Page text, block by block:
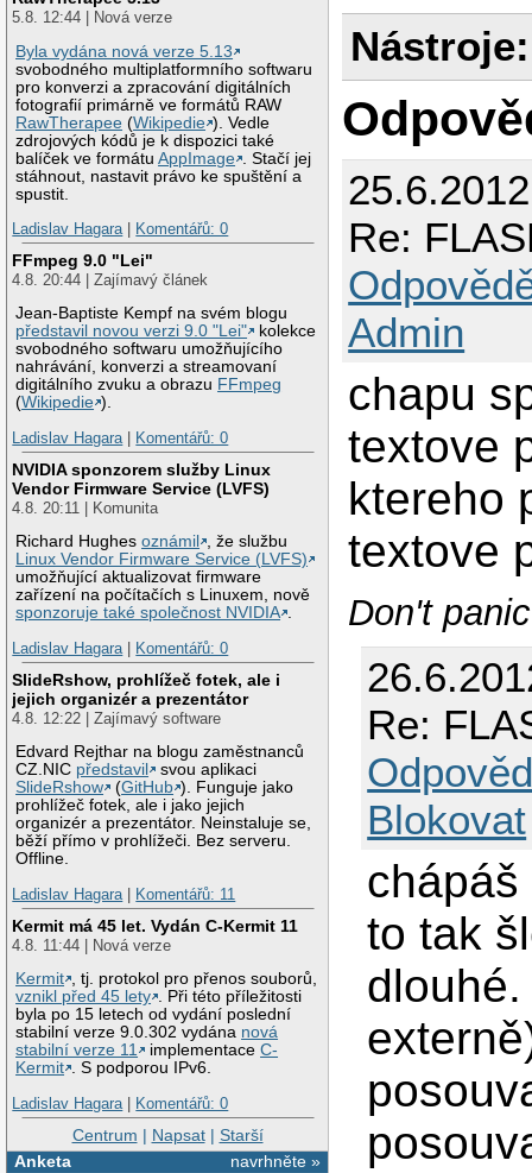
5.8. 12:44 | Nová verze
Byla vydána nová verze 5.13
svobodného multiplatformního softwaru
pro konverzi a zpracování digitálních
fotografií primárně ve formátů RAW
RawTherapee (Wikipedie ). Vedle
zdrojových kódů je k dispozici také
balíček ve formátuAppImage
. Stačí jej
stáhnout, nastavit právo ke spuštění a
spustit.
Ladislav Hagara| Komentářů: 0
FFmpeg 9.0 "Lei"
4.8. 20:44 | Zajímavý článek
Jean-Baptiste Kempf na svém blogu
představil novou verzi 9.0 "Lei"
kolekce
svobodného softwaru umožňujícího
nahrávání, konverzi a streamovaní
digitálního zvuku a obrazu FFmpeg
(Wikipedie ).
Ladislav Hagara| Komentářů: 0
NVIDIA sponzorem služby Linux
Vendor Firmware Service (LVFS)
4.8. 20:11 | Komunita
Richard Hughesoznámil
, že službu
Linux Vendor Firmware Service (LVFS)
umožňující aktualizovat firmware
zařízení na počítačích s Linuxem, nově
sponzoruje také společnost NVIDIA .
Ladislav Hagara| Komentářů: 0
SlideRshow, prohlížeč fotek, ale i
jejich organizér a prezentátor
4.8. 12:22 | Zajímavý software
Edvard Rejthar na blogu zaměstnanců
CZ.NIC představil
svou aplikaci
SlideRshow
(GitHub ). Funguje jako
prohlížeč fotek, ale i jako jejich
organizér a prezentátor. Neinstaluje se,
běží přímo v prohlížeči. Bez serveru.
Offline.
Ladislav Hagara| Komentářů: 11
Kermit má 45 let. Vydán C-Kermit 11
4.8. 11:44 | Nová verze
Kermit , tj. protokol pro přenos souborů,
vznikl před 45 lety . Při této příležitosti
byla po 15 letech od vydání poslední
stabilní verze 9.0.302 vydána nová
stabilní verze 11
implementaceC-
Kermit . S podporou IPv6.
Ladislav Hagara| Komentářů: 0
Centrum | Napsat| Starší
navrhněte »
Anketa
Nástroje:
Re:
Admin
chapu
textove
ktereho
textove
Don't
Re:
Blokovat
chápáš
to tak